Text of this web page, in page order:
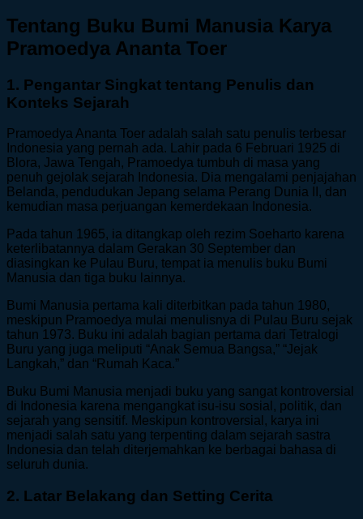
Tentang Buku Bumi Manusia Karya
Pramoedya Ananta Toer
1. Pengantar Singkat tentang Penulis dan
Konteks Sejarah
Pramoedya Ananta Toer adalah salah satu penulis terbesar
Indonesia yang pernah ada. Lahir pada 6 Februari 1925 di
Blora, Jawa Tengah, Pramoedya tumbuh di masa yang
penuh gejolak sejarah Indonesia. Dia mengalami penjajahan
Belanda, pendudukan Jepang selama Perang Dunia II, dan
kemudian masa perjuangan kemerdekaan Indonesia.
Pada tahun 1965, ia ditangkap oleh rezim Soeharto karena
keterlibatannya dalam Gerakan 30 September dan
diasingkan ke Pulau Buru, tempat ia menulis buku Bumi
Manusia dan tiga buku lainnya.
Bumi Manusia pertama kali diterbitkan pada tahun 1980,
meskipun Pramoedya mulai menulisnya di Pulau Buru sejak
tahun 1973. Buku ini adalah bagian pertama dari Tetralogi
Buru yang juga meliputi “Anak Semua Bangsa,” “Jejak
Langkah,” dan “Rumah Kaca.”
Buku Bumi Manusia menjadi buku yang sangat kontroversial
di Indonesia karena mengangkat isu-isu sosial, politik, dan
sejarah yang sensitif. Meskipun kontroversial, karya ini
menjadi salah satu yang terpenting dalam sejarah sastra
Indonesia dan telah diterjemahkan ke berbagai bahasa di
seluruh dunia.
2. Latar Belakang dan Setting Cerita